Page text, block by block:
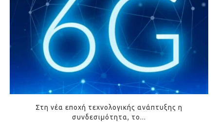
Στη νέα εποχή τεχνολογικής ανάπτυξης η
συνδεσιμότητα, το...